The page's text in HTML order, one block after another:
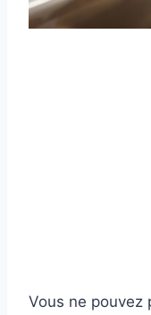
Vous ne pouvez